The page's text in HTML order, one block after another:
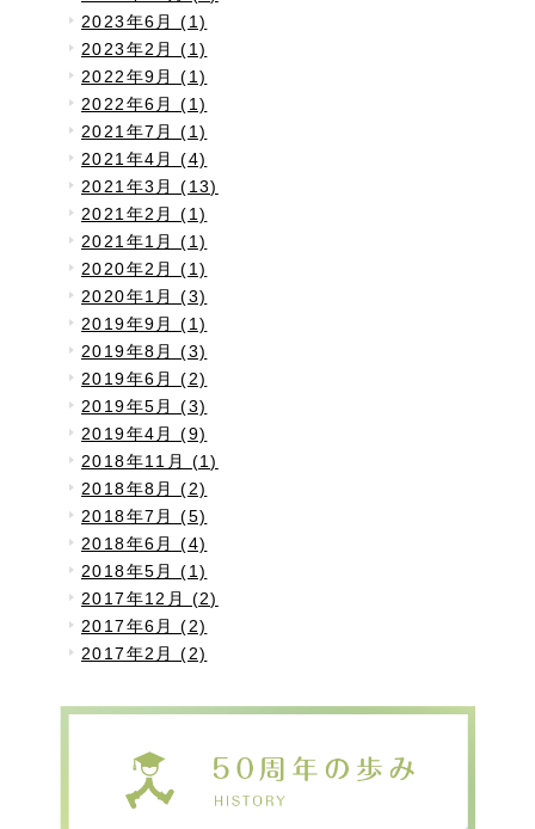
2023年6月 (1)
2023年2月 (1)
2022年9月 (1)
2022年6月 (1)
2021年7月 (1)
2021年4月 (4)
2021年3月 (13)
2021年2月 (1)
2021年1月 (1)
2020年2月 (1)
2020年1月 (3)
2019年9月 (1)
2019年8月 (3)
2019年6月 (2)
2019年5月 (3)
2019年4月 (9)
2018年11月 (1)
2018年8月 (2)
2018年7月 (5)
2018年6月 (4)
2018年5月 (1)
2017年12月 (2)
2017年6月 (2)
2017年2月 (2)